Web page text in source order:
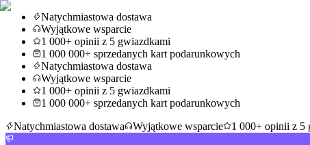
Natychmiastowa dostawa
Wyjątkowe wsparcie
1 000+ opinii z 5 gwiazdkami
1 000 000+ sprzedanych kart podarunkowych
Natychmiastowa dostawa
Wyjątkowe wsparcie
1 000+ opinii z 5 gwiazdkami
1 000 000+ sprzedanych kart podarunkowych
Natychmiastowa dostawa
Wyjątkowe wsparcie 1 000+ opinii z 5